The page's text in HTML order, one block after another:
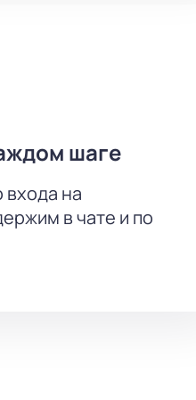
выбрать места для
указанные на сайте.
шаге
входа на
в чате и по